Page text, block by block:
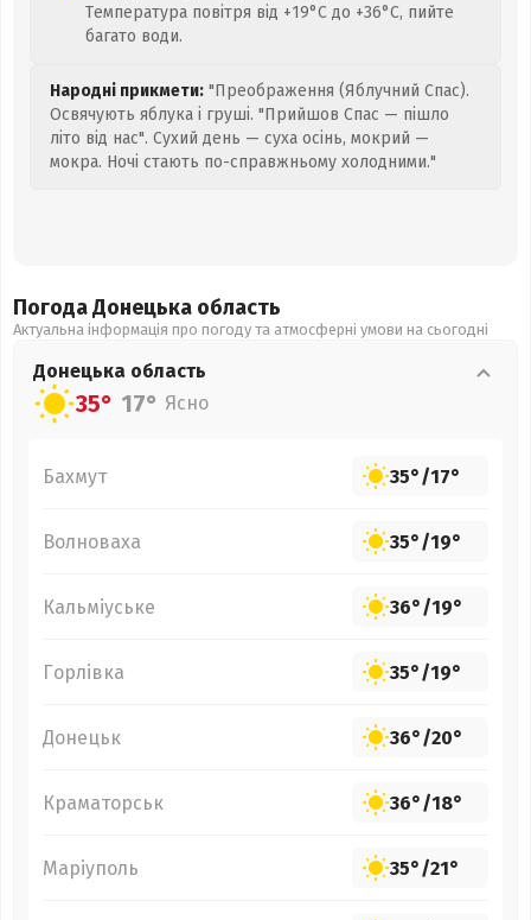
Температура повітря від +19°C до +36°C, пийте
багато води.
Народні прикмети: "Преображення (Яблучний Спас).
Освячують яблука і груші. "Прийшов Спас — пішло
літо від нас". Сухий день — суха осінь, мокрий —
мокра. Ночі стають по-справжньому холодними."
Погода Донецька область
Актуальна інформація про погоду та атмосферні умови на сьогодні
Донецька область
35° 17° Ясно
Бахмут 35°/17°
Волноваха 35°/19°
Кальміуське 36°/19°
Горлівка 35°/19°
Донецьк 36°/20°
Краматорськ 36°/18°
Маріуполь 35°/21°